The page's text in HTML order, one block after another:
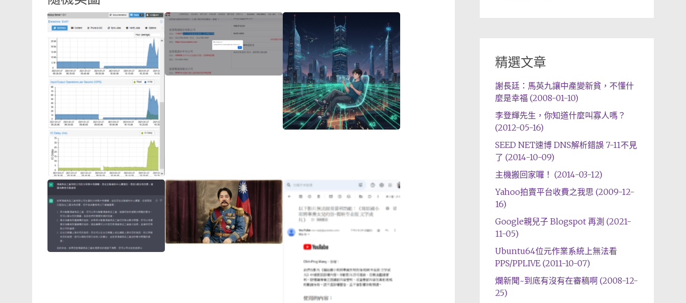
精選文章
謝長廷：馬英九讓中產變新貧，不懂什
麼是幸福 (2008-01-10)
李登輝先生，你知道什麼叫寡人嗎？
(2012-05-16)
SEED NET速博 DNS解析錯誤 7-11不見
了 (2014-10-09)
主機搬回家囉！ (2014-03-12)
Yahoo拍賣平台收費之我思 (2009-12-
16)
Google親兒子 Blogspot 再測 (2021-
11-05)
Ubuntu64位元作業系統上無法看
PPS/PPLIVE (2011-10-07)
爛新聞~到底有沒有在審稿啊 (2008-12-
25)